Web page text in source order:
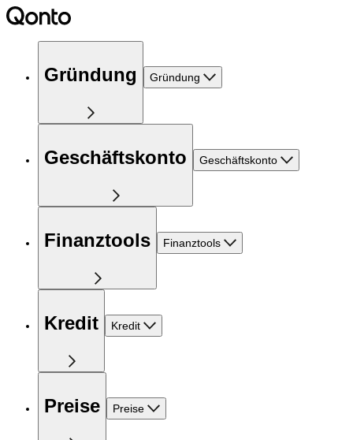
Gründung Gründung
Geschäftskonto Geschäftskonto
Finanztools Finanztools
Kredit Kredit
Preise Preise